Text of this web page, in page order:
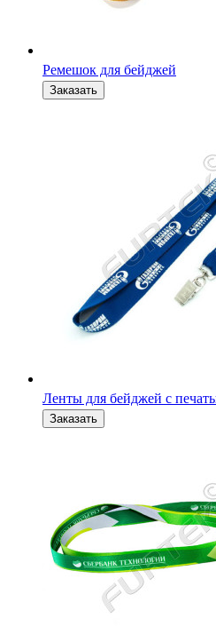
Ремешок для бейджей
Ленты для бейджей с